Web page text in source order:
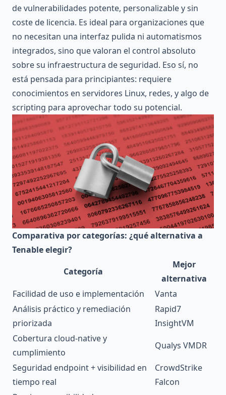
de vulnerabilidades potente, personalizable y sin
coste de licencia. Es ideal para organizaciones que
no necesitan una interfaz pulida ni automatismos
integrados, sino que valoran el control absoluto
sobre su infraestructura de seguridad. Eso sí, no
está pensada para principiantes: requiere
conocimientos en servidores Linux, redes, y algo de
scripting para aprovechar todo su potencial.
Comparativa por categorías: ¿qué alternativa a
Tenable elegir?
Categoría
Mejor
alternativa
Facilidad de uso e implementación
Vanta
Análisis práctico y remediación
priorizada
Rapid7
InsightVM
Cobertura cloud-native y
cumplimiento
Qualys VMDR
Seguridad endpoint + visibilidad en
tiempo real
CrowdStrike
Falcon